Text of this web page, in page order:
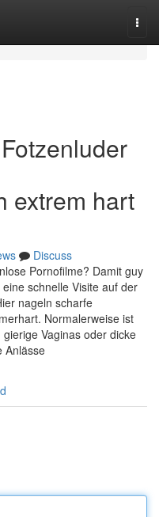
extrem hart
Discuss
Pornofilme? Damit guy
schnelle Visite auf der
nageln scharfe
Normalerweise ist
Vaginas oder dicke
Anlässe